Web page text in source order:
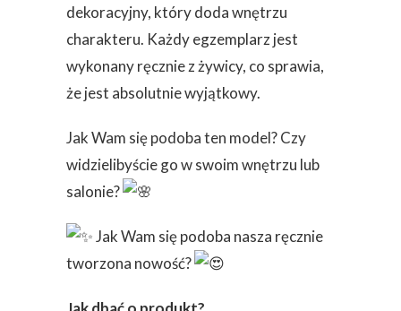
dekoracyjny, który doda wnętrzu
charakteru. Każdy egzemplarz jest
wykonany ręcznie z żywicy, co sprawia,
że jest absolutnie wyjątkowy.
Jak Wam się podoba ten model? Czy
widzielibyście go w swoim wnętrzu lub
salonie?
Jak Wam się podoba nasza ręcznie
tworzona nowość?